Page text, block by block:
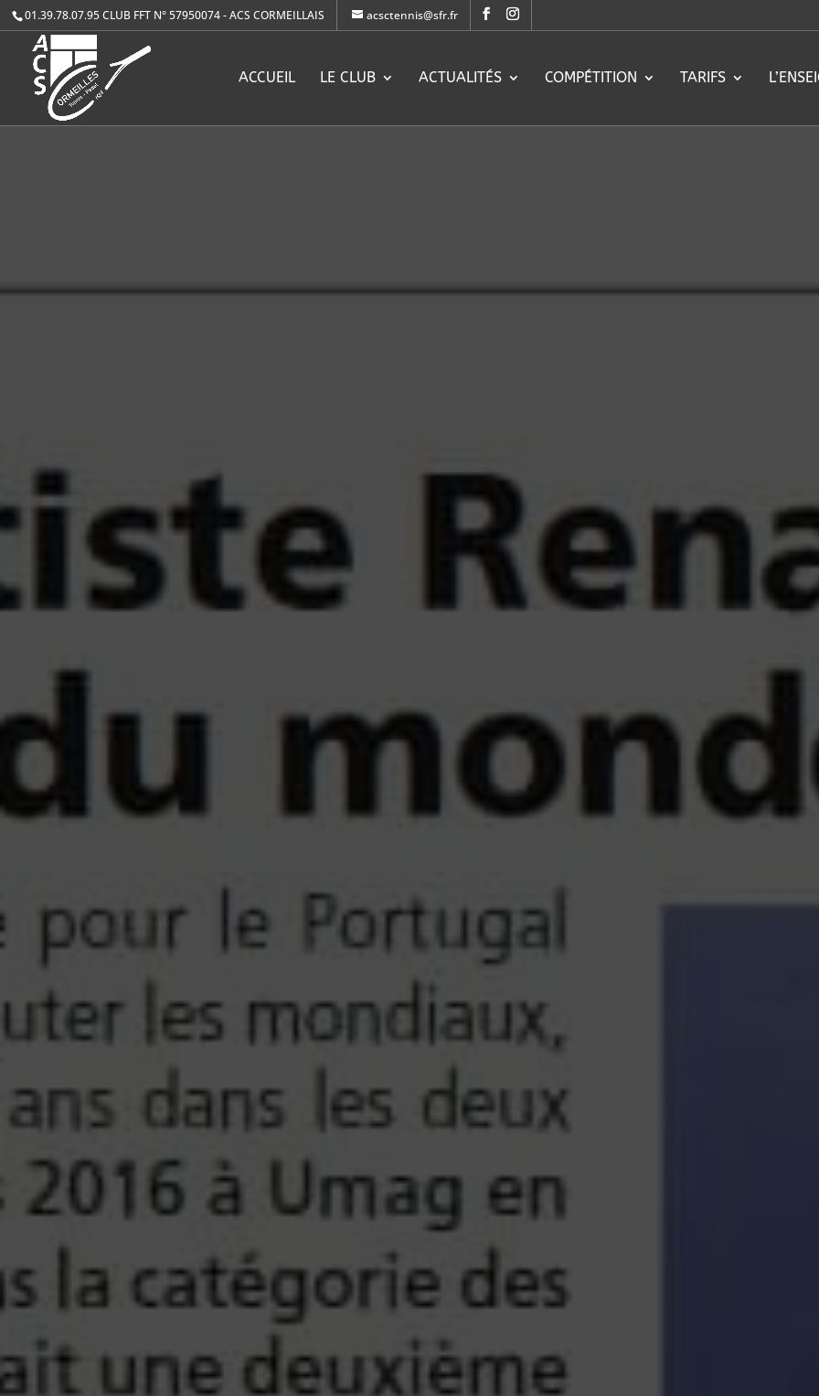
01.39.78.07.95CLUB FFT N° 57950074 - ACS CORMEILLAIS acsctennis@sfr.fr
ACCUEIL LE CLUB ACTUALITÉS COMPÉTITION TARIFS